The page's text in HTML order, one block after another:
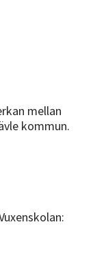
mellan
kommun.